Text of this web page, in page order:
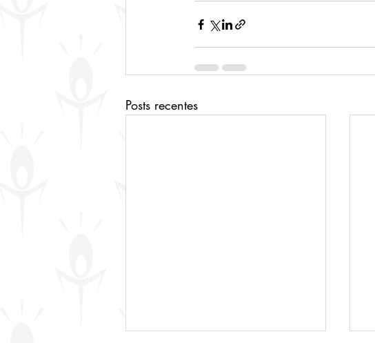
Posts recentes